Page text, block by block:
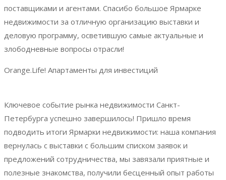
поставщиками и агентами. Спасибо большое Ярмарке
недвижимости за отличную организацию выставки и
деловую программу, осветившую самые актуальные и
злободневные вопросы отрасли!
Orange.Life! Апартаменты для инвестиций
Ключевое событие рынка недвижимости Санкт-
Петербурга успешно завершилось! Пришло время
подводить итоги Ярмарки недвижимости: наша компания
вернулась с выставки с большим списком заявок и
предложений сотрудничества, мы завязали приятные и
полезные знакомства, получили бесценный опыт работы